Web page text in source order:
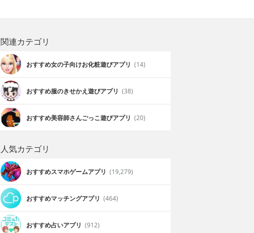
関連カテゴリ
おすすめ女の子向けお化粧遊びアプリ (14)
おすすめ服のきせかえ遊びアプリ (38)
おすすめ美容師さんごっこ遊びアプリ (20)
人気カテゴリ
おすすめスマホゲームアプリ (19,279)
おすすめマッチングアプリ (464)
おすすめ占いアプリ (912)